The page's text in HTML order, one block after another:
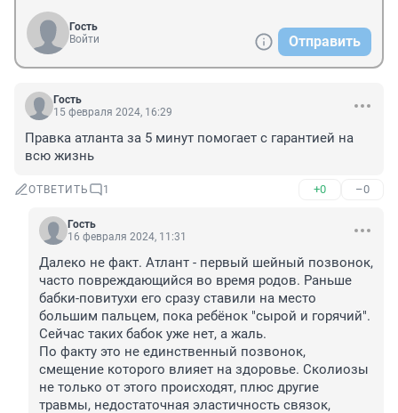
Гость
Войти
Отправить
Гость
15 февраля 2024, 16:29
Правка атланта за 5 минут помогает с гарантией на
всю жизнь
ОТВЕТИТЬ 1 +0 –0
Гость
16 февраля 2024, 11:31
Далеко не факт. Атлант - первый шейный позвонок,
часто повреждающийся во время родов. Раньше
бабки-повитухи его сразу ставили на место
большим пальцем, пока ребёнок "сырой и горячий".
Сейчас таких бабок уже нет, а жаль.
По факту это не единственный позвонок,
смещение которого влияет на здоровье. Сколиозы
не только от этого происходят, плюс другие
травмы, недостаточная эластичность связок,